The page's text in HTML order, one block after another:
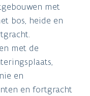
met
bos, heide en
met de
en
en fortgracht